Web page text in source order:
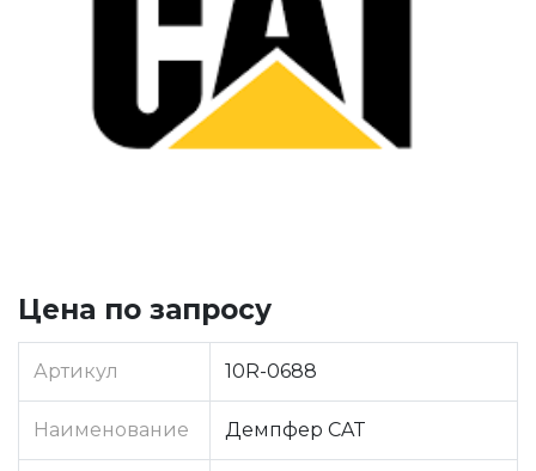
Цена по запросу
Артикул 10R-0688
Наименование Демпфер CAT